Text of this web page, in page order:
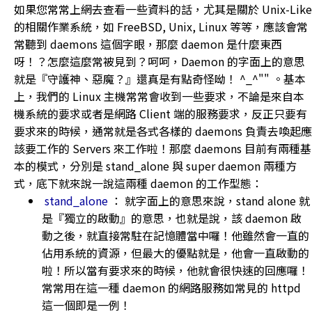
如果您常常上網去查看一些資料的話，尤其是關於 Unix-Like
的相關作業系統，如 FreeBSD, Unix, Linux 等等，應該會常
常聽到 daemons 這個字眼，那麼 daemon 是什麼東西
呀！？怎麼這麼常被見到？呵呵，Daemon 的字面上的意思
就是『守護神、惡魔？』還真是有點奇怪呦！ ^_^"" 。基本
上，我們的 Linux 主機常常會收到一些要求，不論是來自本
機系統的要求或者是網路 Client 端的服務要求，反正只要有
要求來的時候，通常就是各式各樣的 daemons 負責去喚起應
該要工作的 Servers 來工作啦！那麼 daemons 目前有兩種基
本的模式，分別是 stand_alone 與 super daemon 兩種方
式，底下就來說一說這兩種 daemon 的工作型態：
stand_alone ： 就字面上的意思來說，stand alone 就
是『獨立的啟動』的意思，也就是說，該 daemon 啟
動之後，就直接常駐在記憶體當中囉！他雖然會一直的
佔用系統的資源，但最大的優點就是，他會一直啟動的
啦！所以當有要求來的時候，他就會很快速的回應囉！
常常用在這一種 daemon 的網路服務如常見的 httpd
這一個即是一例！